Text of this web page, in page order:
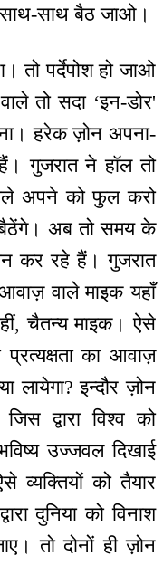
साथ बैठ जाओ।
तो पर्देपोश हो जाओ
तो सदा ‘इन-डोर'
हरेक ज़ोन अपना-
गुजरात ने हॉल तो
अपने को फुल करो
अब तो समय के
कर रहे हैं। गुजरात
वाले माइक यहाँ
चैतन्य माइक। ऐसे
का आवाज़
लायेगा? इन्दौर ज़ोन
द्वारा विश्व को
उज्जवल दिखाई
व्यक्तियों को तैयार
दुनिया को विनाश
तो दोनों ही ज़ोन